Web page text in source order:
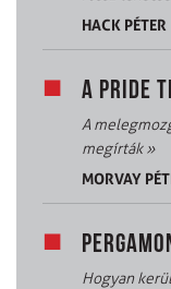
HACK PÉTER
A PRIDE
A
megírták»
MORVAY
Hogyan